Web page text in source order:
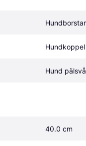
Hundborstar
Hundkoppel
Hund
40.0 cm